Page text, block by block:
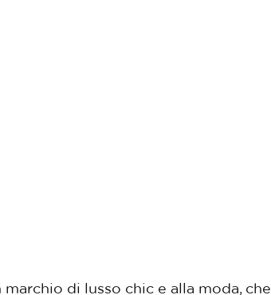
marchio di lusso chic e alla moda, che